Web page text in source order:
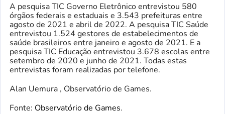
A pesquisa TIC Governo Eletrônico entrevistou 580
órgãos federais e estaduais e 3.543 prefeituras entre
agosto de 2021 e abril de 2022. A pesquisa TIC Saúde
entrevistou 1.524 gestores de estabelecimentos de
saúde brasileiros entre janeiro e agosto de 2021. E a
pesquisa TIC Educação entrevistou 3.678 escolas entre
setembro de 2020 e junho de 2021. Todas estas
entrevistas foram realizadas por telefone.
Alan Uemura , Observatório de Games.
Fonte: Observatório de Games.